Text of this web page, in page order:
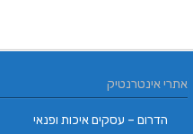
אתרי אינטרנטיק
הדרום – עסקים איכות ופנאי